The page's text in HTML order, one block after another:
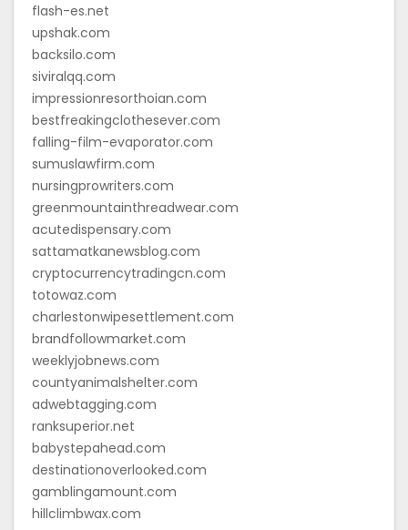
flash-es.net
upshak.com
backsilo.com
siviralqq.com
impressionresorthoian.com
bestfreakingclothesever.com
falling-film-evaporator.com
sumuslawfirm.com
nursingprowriters.com
greenmountainthreadwear.com
acutedispensary.com
sattamatkanewsblog.com
cryptocurrencytradingcn.com
totowaz.com
charlestonwipesettlement.com
brandfollowmarket.com
weeklyjobnews.com
countyanimalshelter.com
adwebtagging.com
ranksuperior.net
babystepahead.com
destinationoverlooked.com
gamblingamount.com
hillclimbwax.com